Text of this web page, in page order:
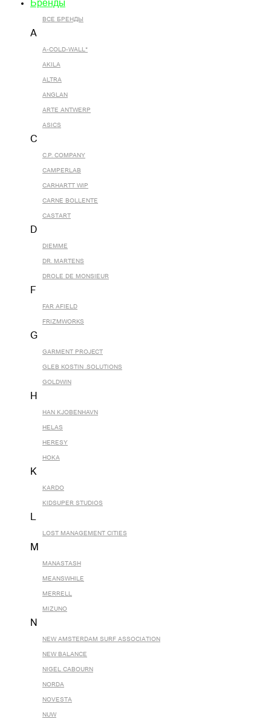
Бренды
ВСЕ БРЕНДЫ
A
A-COLD-WALL*
AKILA
ALTRA
ANGLAN
ARTE ANTWERP
ASICS
C
C.P. COMPANY
CAMPERLAB
CARHARTT WIP
CARNE BOLLENTE
CASTART
D
DIEMME
DR. MARTENS
DROLE DE MONSIEUR
F
FAR AFIELD
FRIZMWORKS
G
GARMENT PROJECT
GLEB KOSTIN .SOLUTIONS
GOLDWIN
H
HAN KJOBENHAVN
HELAS
HERESY
HOKA
K
KARDO
KIDSUPER STUDIOS
L
LOST MANAGEMENT CITIES
M
MANASTASH
MEANSWHILE
MERRELL
MIZUNO
N
NEW AMSTERDAM SURF ASSOCIATION
NEW BALANCE
NIGEL CABOURN
NORDA
NOVESTA
NUW